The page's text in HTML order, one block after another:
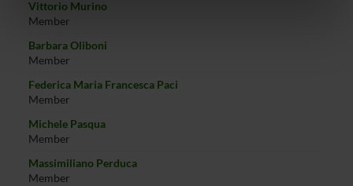
nostri partner che si occupano di analisi dei dati web,
pubblicità e social media, i quali potrebbero combinarle
con altre informazioni che hai fornito loro o che hanno
Vittorio Murino
Member
Barbara Oliboni
Member
Federica Maria Francesca Paci
Member
Michele Pasqua
Member
Massimiliano Perduca
Member